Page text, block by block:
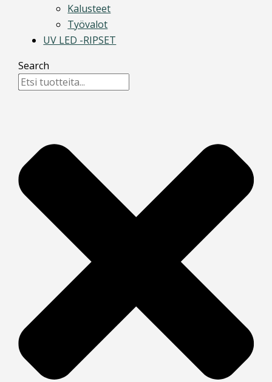
Kalusteet
Työvalot
UV LED -RIPSET
Search